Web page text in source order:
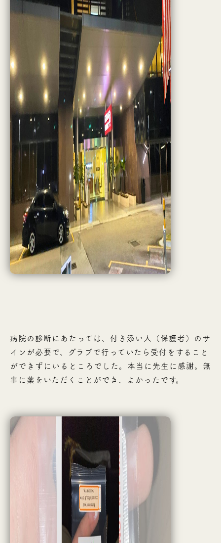
病院の診断にあたっては、付き添い人（保護者）のサ
インが必要で、グラブで行っていたら受付をすること
ができずにいるところでした。本当に先生に感謝。無
事に薬をいただくことができ、よかったです。